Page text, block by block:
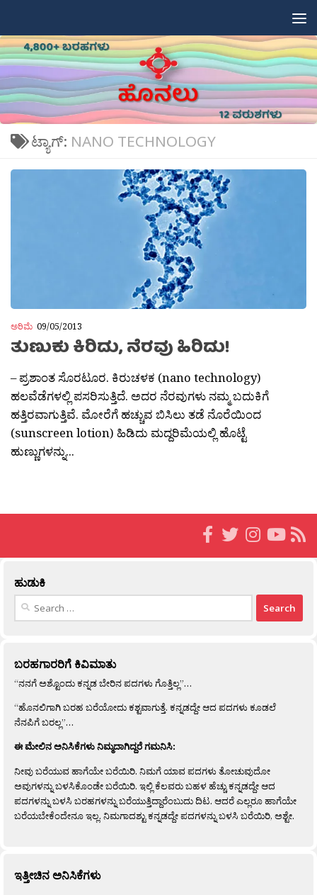
ಟ್ಯಾಗ್: NANO TECHNOLOGY
ಅರಿಮೆ 09/05/2013
ತುಣುಕು ಕಿರಿದು, ನೆರವು ಹಿರಿದು!
– ಪ್ರಶಾಂತ ಸೊರಟೂರ. ಕಿರುಚಳಕ (nano technology)
ಹಲವೆಡೆಗಳಲ್ಲಿ ಪಸರಿಸುತ್ತಿದೆ. ಅದರ ನೆರವುಗಳು ನಮ್ಮ ಬದುಕಿಗೆ
ಹತ್ತಿರವಾಗುತ್ತಿವೆ. ಮೋರೆಗೆ ಹಚ್ಚುವ ಬಿಸಿಲು ತಡೆ ನೊರೆಯಿಂದ
(sunscreen lotion) ಹಿಡಿದು ಮದ್ದರಿಮೆಯಲ್ಲಿ ಹೊಟ್ಟೆ
ಹುಣ್ಣುಗಳನ್ನು...
ಹುಡುಕಿ
Search
ಬರಹಗಾರರಿಗೆ ಕಿವಿಮಾತು
“ನನಗೆ ಅಶ್ಟೊಂದು ಕನ್ನಡ ಬೇರಿನ ಪದಗಳು ಗೊತ್ತಿಲ್ಲ”…
“ಹೊನಲಿಗಾಗಿ ಬರಹ ಬರೆಯೋದು ಕಶ್ಟವಾಗುತ್ತೆ. ಕನ್ನಡದ್ದೇ ಆದ ಪದಗಳು ಕೂಡಲೆ
ನೆನಪಿಗೆ ಬರಲ್ಲ”…
ಈ ಮೇಲಿನ ಅನಿಸಿಕೆಗಳು ನಿಮ್ಮದಾಗಿದ್ದರೆ ಗಮನಿಸಿ:
ನೀವು ಬರೆಯುವ ಹಾಗೆಯೇ ಬರೆಯಿರಿ. ನಿಮಗೆ ಯಾವ ಪದಗಳು ತೋಚುವುದೋ
ಅವುಗಳನ್ನು ಬಳಸಿಕೊಂಡೇ ಬರೆಯಿರಿ. ಇಲ್ಲಿ ಕೆಲವರು ಬಹಳ ಹೆಚ್ಚು ಕನ್ನಡದ್ದೇ ಆದ
ಪದಗಳನ್ನು ಬಳಸಿ ಬರಹಗಳನ್ನು ಬರೆಯುತ್ತಿದ್ದಾರೆಂಬುದು ದಿಟ. ಆದರೆ ಎಲ್ಲರೂ ಹಾಗೆಯೇ
ಬರೆಯಬೇಕೆಂದೇನೂ ಇಲ್ಲ. ನಿಮಗಾದಶ್ಟು ಕನ್ನಡದ್ದೇ ಪದಗಳನ್ನು ಬಳಸಿ ಬರೆಯಿರಿ, ಅಶ್ಟೇ.
ಇತ್ತೀಚಿನ ಅನಿಸಿಕೆಗಳು